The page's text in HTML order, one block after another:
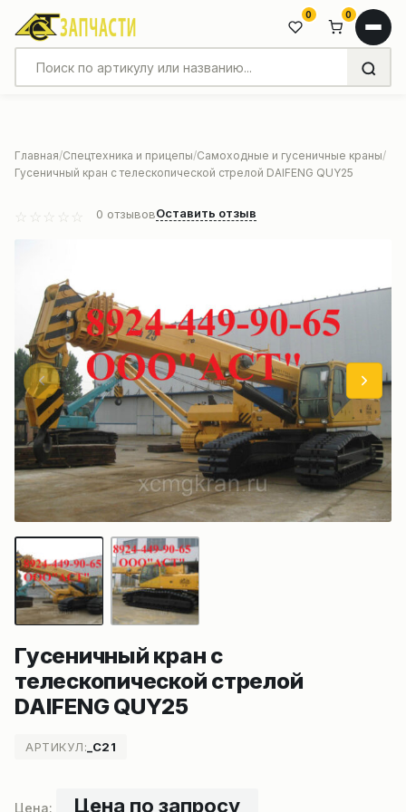
0 0
Главная Спецтехника и прицепы Самоходные и гусеничные краны
Гусеничный кран с телескопической стрелой DAIFENG QUY25
0 отзывовОставить отзыв
Гусеничный кран с
телескопической стрелой
DAIFENG QUY25
АРТИКУЛ: _C21
Цена по запросу